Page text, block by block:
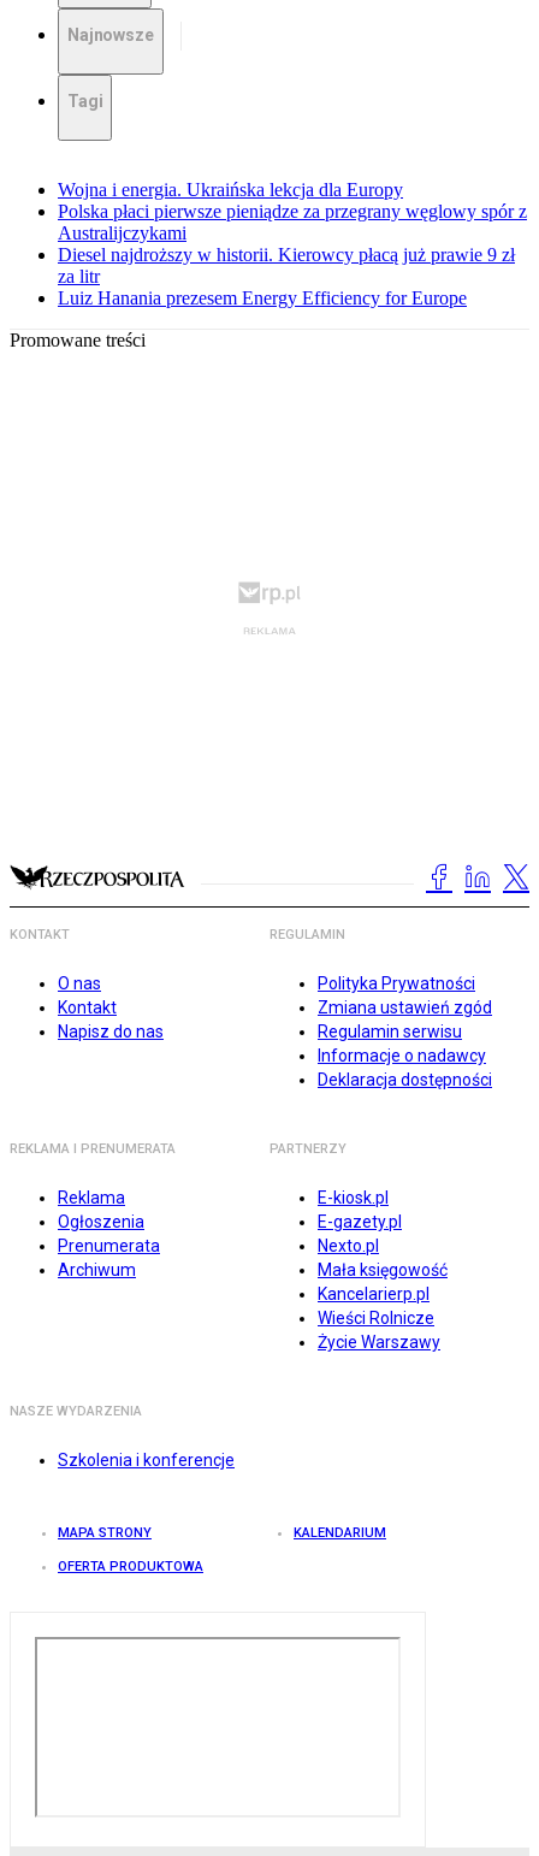
Najnowsze
Tagi
Wojna i energia. Ukraińska lekcja dla Europy
Polska płaci pierwsze pieniądze za przegrany węglowy spór z
Australijczykami
Diesel najdroższy w historii. Kierowcy płacą już prawie 9 zł
za litr
Luiz Hanania prezesem Energy Efficiency for Europe
Promowane treści
KONTAKT
O nas
Kontakt
Napisz do nas
REGULAMIN
Polityka Prywatności
Zmiana ustawień zgód
Regulamin serwisu
Informacje o nadawcy
Deklaracja dostępności
REKLAMA I PRENUMERATA
Reklama
Ogłoszenia
Prenumerata
Archiwum
PARTNERZY
E-kiosk.pl
E-gazety.pl
Nexto.pl
Mała księgowość
Kancelarierp.pl
Wieści Rolnicze
Życie Warszawy
NASZE WYDARZENIA
Szkolenia i konferencje
MAPA STRONY KALENDARIUM
OFERTA PRODUKTOWA